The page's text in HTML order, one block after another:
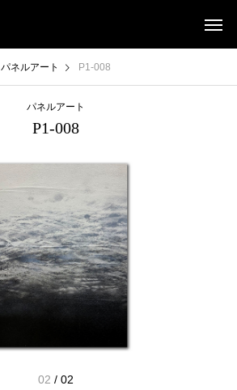
パネルアート P1-008
パネルアート
P1-008
02 / 02